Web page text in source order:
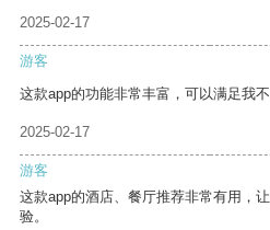
2025-02-17
游客
这款app的功能非常丰富，可以满足我不
2025-02-17
游客
这款app的酒店、餐厅推荐非常有用，
验。